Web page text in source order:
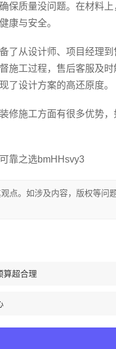
保质量没问题。在材料
康与安全。
了从设计师、项目经理
施工过程，售后客服及
了设计方案的高还原度。
修施工方面有很多优势
靠之选bmHHsvy3
点。如涉及内容，版权等问
算超合理